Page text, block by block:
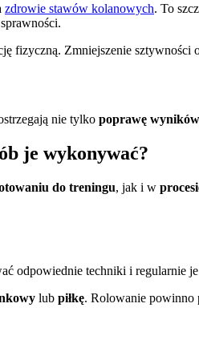
zdrowie stawów kolanowych. To
fizyczną. Zmniejszenie sztywności
nie tylko poprawę
je wykonywać?
do treningu, jak i w
odpowiednie techniki i regularnie
lub piłkę. Rolowanie powinno